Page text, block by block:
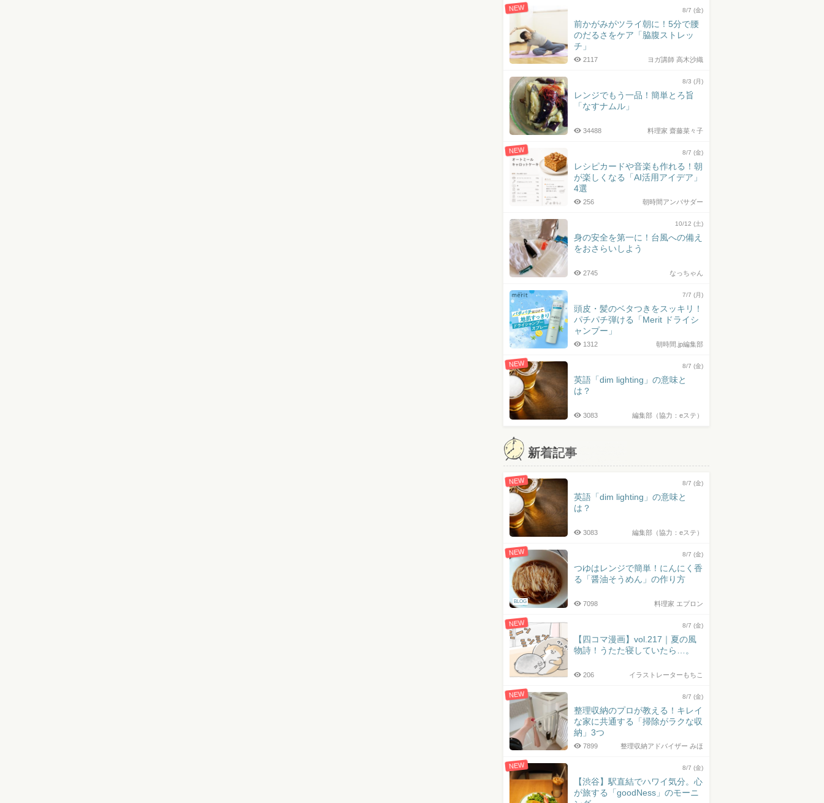
NEW 8/7 (金)
前かがみがツライ朝に！5分で腰
のだるさをケア「脇腹ストレッ
チ」
ヨガ講師 高木沙織
2117
8/3 (月)
レンジでもう一品！簡単とろ旨
「なすナムル」
料理家 齋藤菜々子
34488
NEW 8/7 (金)
レシピカードや音楽も作れる！朝
が楽しくなる「AI活用アイデア」
4選
朝時間アンバサダー
256
10/12 (土)
身の安全を第一に！台風への備え
をおさらいしよう
なっちゃん
2745
7/7 (月)
頭皮・髪のベタつきをスッキリ！
パチパチ弾ける「Merit ドライシ
ャンプー」
朝時間.jp編集部
1312
NEW 8/7 (金)
英語「dim lighting」の意味と
は？
編集部（協力：eステ）
3083
新着記事
NEW 8/7 (金)
英語「dim lighting」の意味と
は？
編集部（協力：eステ）
3083
NEW
BLOG
8/7 (金)
つゆはレンジで簡単！にんにく香
る「醤油そうめん」の作り方
料理家 エプロン
7098
NEW 8/7 (金)
【四コマ漫画】vol.217｜夏の風
物詩！うたた寝していたら…。
イラストレーターもちこ
206
NEW 8/7 (金)
整理収納のプロが教える！キレイ
な家に共通する「掃除がラクな収
納」3つ
整理収納アドバイザー みほ
7899
NEW 8/7 (金)
【渋谷】駅直結でハワイ気分。心
が旅する「goodNess」のモーニ